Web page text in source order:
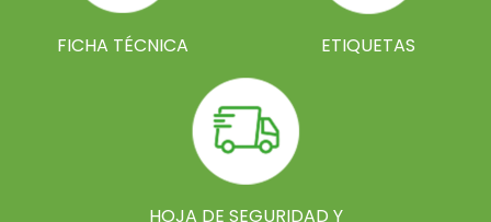
FICHA TÉCNICA ETIQUETAS
HOJA DE SEGURIDAD Y